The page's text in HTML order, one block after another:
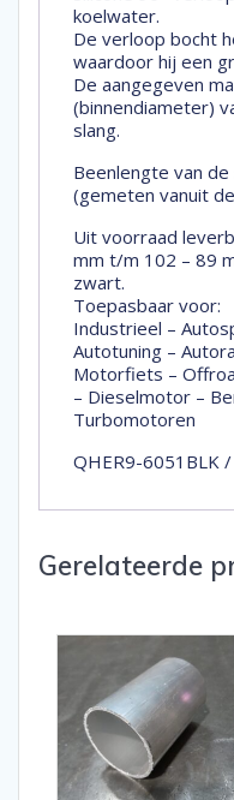
koelwater.
De verloop bocht
waardoor hij een
De aangegeven
(binnendiameter)
slang.
Beenlengte van de
(gemeten vanuit
Uit voorraad
mm t/m 102 – 89
zwart.
Toepasbaar voor:
Industrieel –
Autotuning –
Motorfiets –
– Dieselmotor –
Turbomotoren
QHER9-6051BLK
Gerelateerde